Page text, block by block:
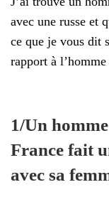
avec une russe et
ce que je vous dit
rapport à l’homme
1/Un
France fait
avec sa